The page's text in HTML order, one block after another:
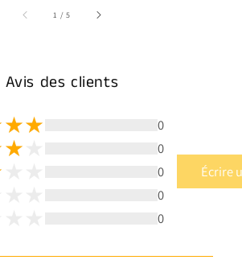
1 /sur
5
Avis des clients
0
0
0
0
0
Écrire